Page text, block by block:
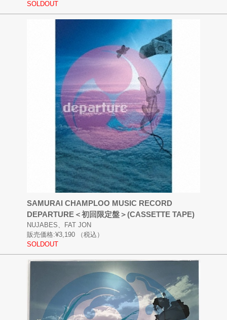
SOLDOUT
SAMURAI CHAMPLOO MUSIC RECORD
DEPARTURE＜初回限定盤＞(CASSETTE TAPE)
NUJABES、FAT JON
販売価格:¥3,190
（税込）
SOLDOUT